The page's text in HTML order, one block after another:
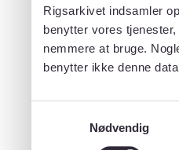
Rigsarkivet indsamler
benytter vores
nemmere at bruge.
benytter ikke denne
Nødvendig